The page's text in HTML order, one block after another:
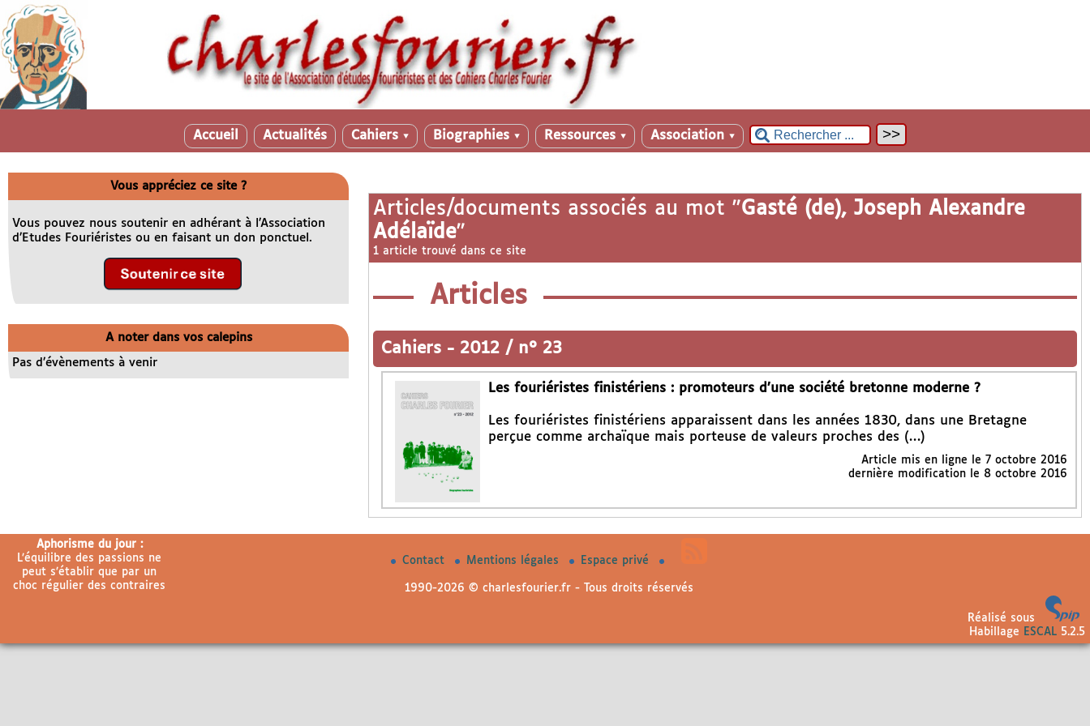
Accueil Actualités Cahiers ▼ Biographies ▼ Ressources ▼ Association ▼
Articles/documents associés au mot "Gasté (de), Joseph Alexandre
Adélaïde"
1 article trouvé dans ce site
Articles
Cahiers - 2012 / n° 23
Les fouriéristes finistériens : promoteurs d’une société bretonne moderne ?
Les fouriéristes finistériens apparaissent dans les années 1830, dans une Bretagne
perçue comme archaïque mais porteuse de valeurs proches des (…)
Article mis en ligne le 7 octobre 2016
dernière modification le 8 octobre 2016
Vous appréciez ce site ?
Vous pouvez nous soutenir en adhérant à l’Association
d’Etudes Fouriéristes ou en faisant un don ponctuel.
A noter dans vos calepins
Pas d’évènements à venir
Aphorisme du jour :
L’équilibre des passions ne
peut s’établir que par un
choc régulier des contraires
Contact Mentions légales Espace privé
1990-2026 © charlesfourier.fr - Tous droits réservés
Réalisé sous
Habillage
ESCAL5.2.5